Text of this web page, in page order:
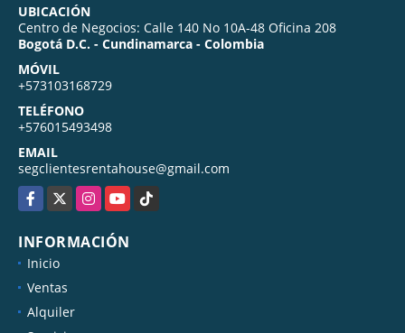
UBICACIÓN
Centro de Negocios: Calle 140 No 10A-48 Oficina 208
Bogotá D.C. - Cundinamarca - Colombia
MÓVIL
+573103168729
TELÉFONO
+576015493498
EMAIL
segclientesrentahouse@gmail.com
Facebook
X InstagramYouTubeTikTok
INFORMACIÓN
Inicio
Ventas
Alquiler